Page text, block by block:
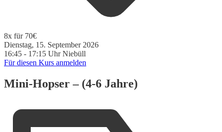
8x für 70€
Dienstag, 15. September 2026
16:45 - 17:15 Uhr Niebüll
Für diesen Kurs anmelden
Mini-Hopser – (4-6 Jahre)